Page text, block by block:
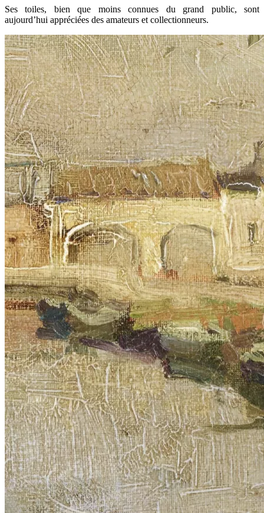
Ses toiles, bien que moins connues du grand public, sont
aujourd’hui appréciées des amateurs et collectionneurs.